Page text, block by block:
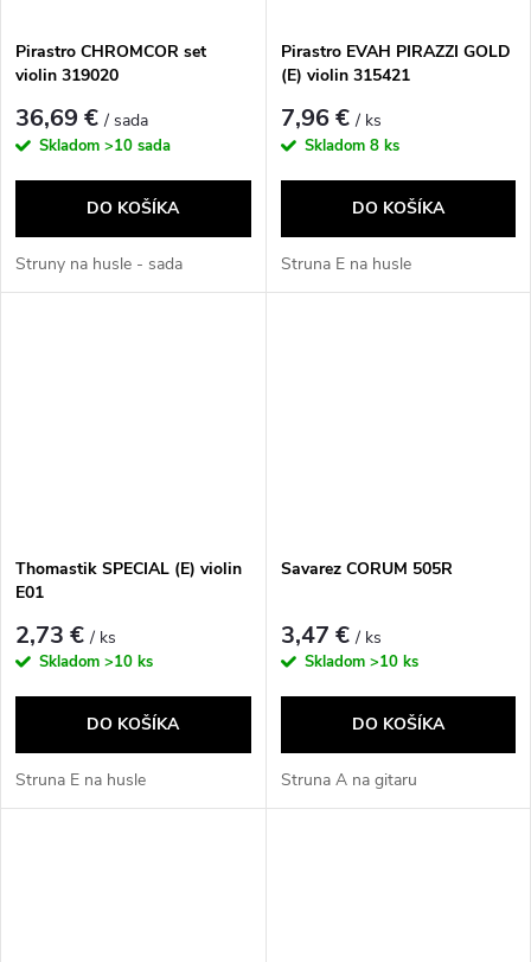
Pirastro CHROMCOR set
violin 319020
36,69 €/ sada
Skladom >10 sada
DO KOŠÍKA
Struny na husle - sada
Pirastro EVAH PIRAZZI GOLD
(E) violin 315421
7,96 €/ ks
Skladom 8 ks
DO KOŠÍKA
Struna E na husle
Thomastik SPECIAL (E) violin
E01
2,73 €/ ks
Skladom >10 ks
DO KOŠÍKA
Struna E na husle
Savarez CORUM 505R
3,47 €/ ks
Skladom >10 ks
DO KOŠÍKA
Struna A na gitaru